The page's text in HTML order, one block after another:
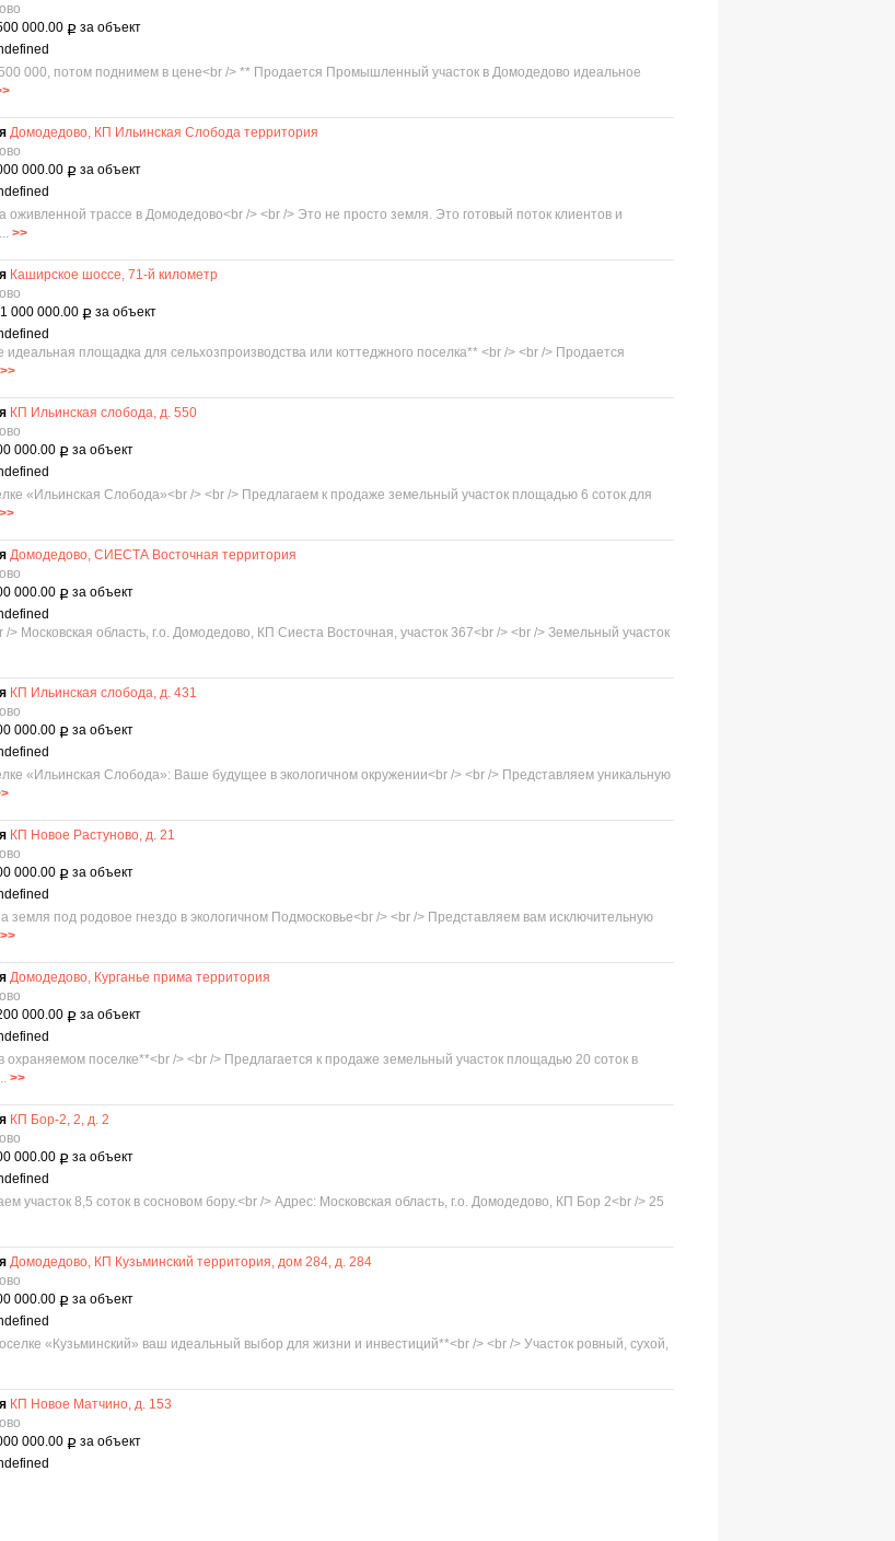
000.00 Р за объект
000, потом поднимем в цене<br /> ** Продается Промышленный участок в Домодедово идеальное
Домодедово, КП Ильинская Слобода территория
000.00 Р за объект
оживленной трассе в Домодедово<br /> <br /> Это не просто земля. Это готовый поток клиентов и
>>
Каширское шоссе, 71-й километр
000 000.00 Р за объект
идеальная площадка для сельхозпроизводства или коттеджного поселка** <br /> <br /> Продается
>>
КП Ильинская слобода, д. 550
000.00 Р за объект
«Ильинская Слобода»<br /> <br /> Предлагаем к продаже земельный участок площадью 6 соток для
>>
Домодедово, СИЕСТА Восточная территория
000.00 Р за объект
Московская область, г.о. Домодедово, КП Сиеста Восточная, участок 367<br /> <br /> Земельный участок
КП Ильинская слобода, д. 431
000.00 Р за объект
«Ильинская Слобода»: Ваше будущее в экологичном окружении<br /> <br /> Представляем уникальную
КП Новое Растуново, д. 21
000.00 Р за объект
земля под родовое гнездо в экологичном Подмосковье<br /> <br /> Представляем вам исключительную
>>
Домодедово, Курганье прима территория
000.00 Р за объект
охраняемом поселке**<br /> <br /> Предлагается к продаже земельный участок площадью 20 соток в
>>
КП Бор-2, 2, д. 2
000.00 Р за объект
участок 8,5 соток в сосновом бору.<br /> Адрес: Московская область, г.о. Домодедово, КП Бор 2<br /> 25
Домодедово, КП Кузьминский территория, дом 284, д. 284
000.00 Р за объект
«Кузьминский» ваш идеальный выбор для жизни и инвестиций**<br /> <br /> Участок ровный, сухой,
КП Новое Матчино, д. 153
000.00 Р за объект